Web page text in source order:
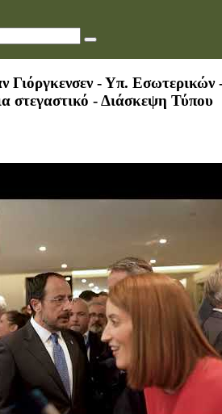
Γιόργκενσεν - Υπ. Εσωτερικών
στεγαστικό - Διάσκεψη Τύπου